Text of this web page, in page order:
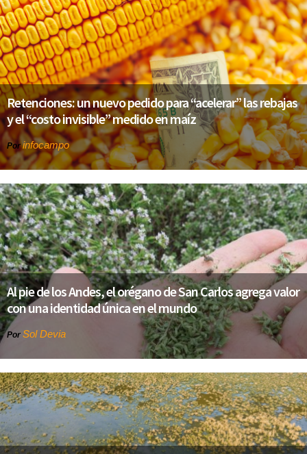
Retenciones: un nuevo pedido para “acelerar” las rebajas
y el “costo invisible” medido en maíz
Porinfocampo
Al pie de los Andes, el orégano de San Carlos agrega valor
con una identidad única en el mundo
Por Sol Devia